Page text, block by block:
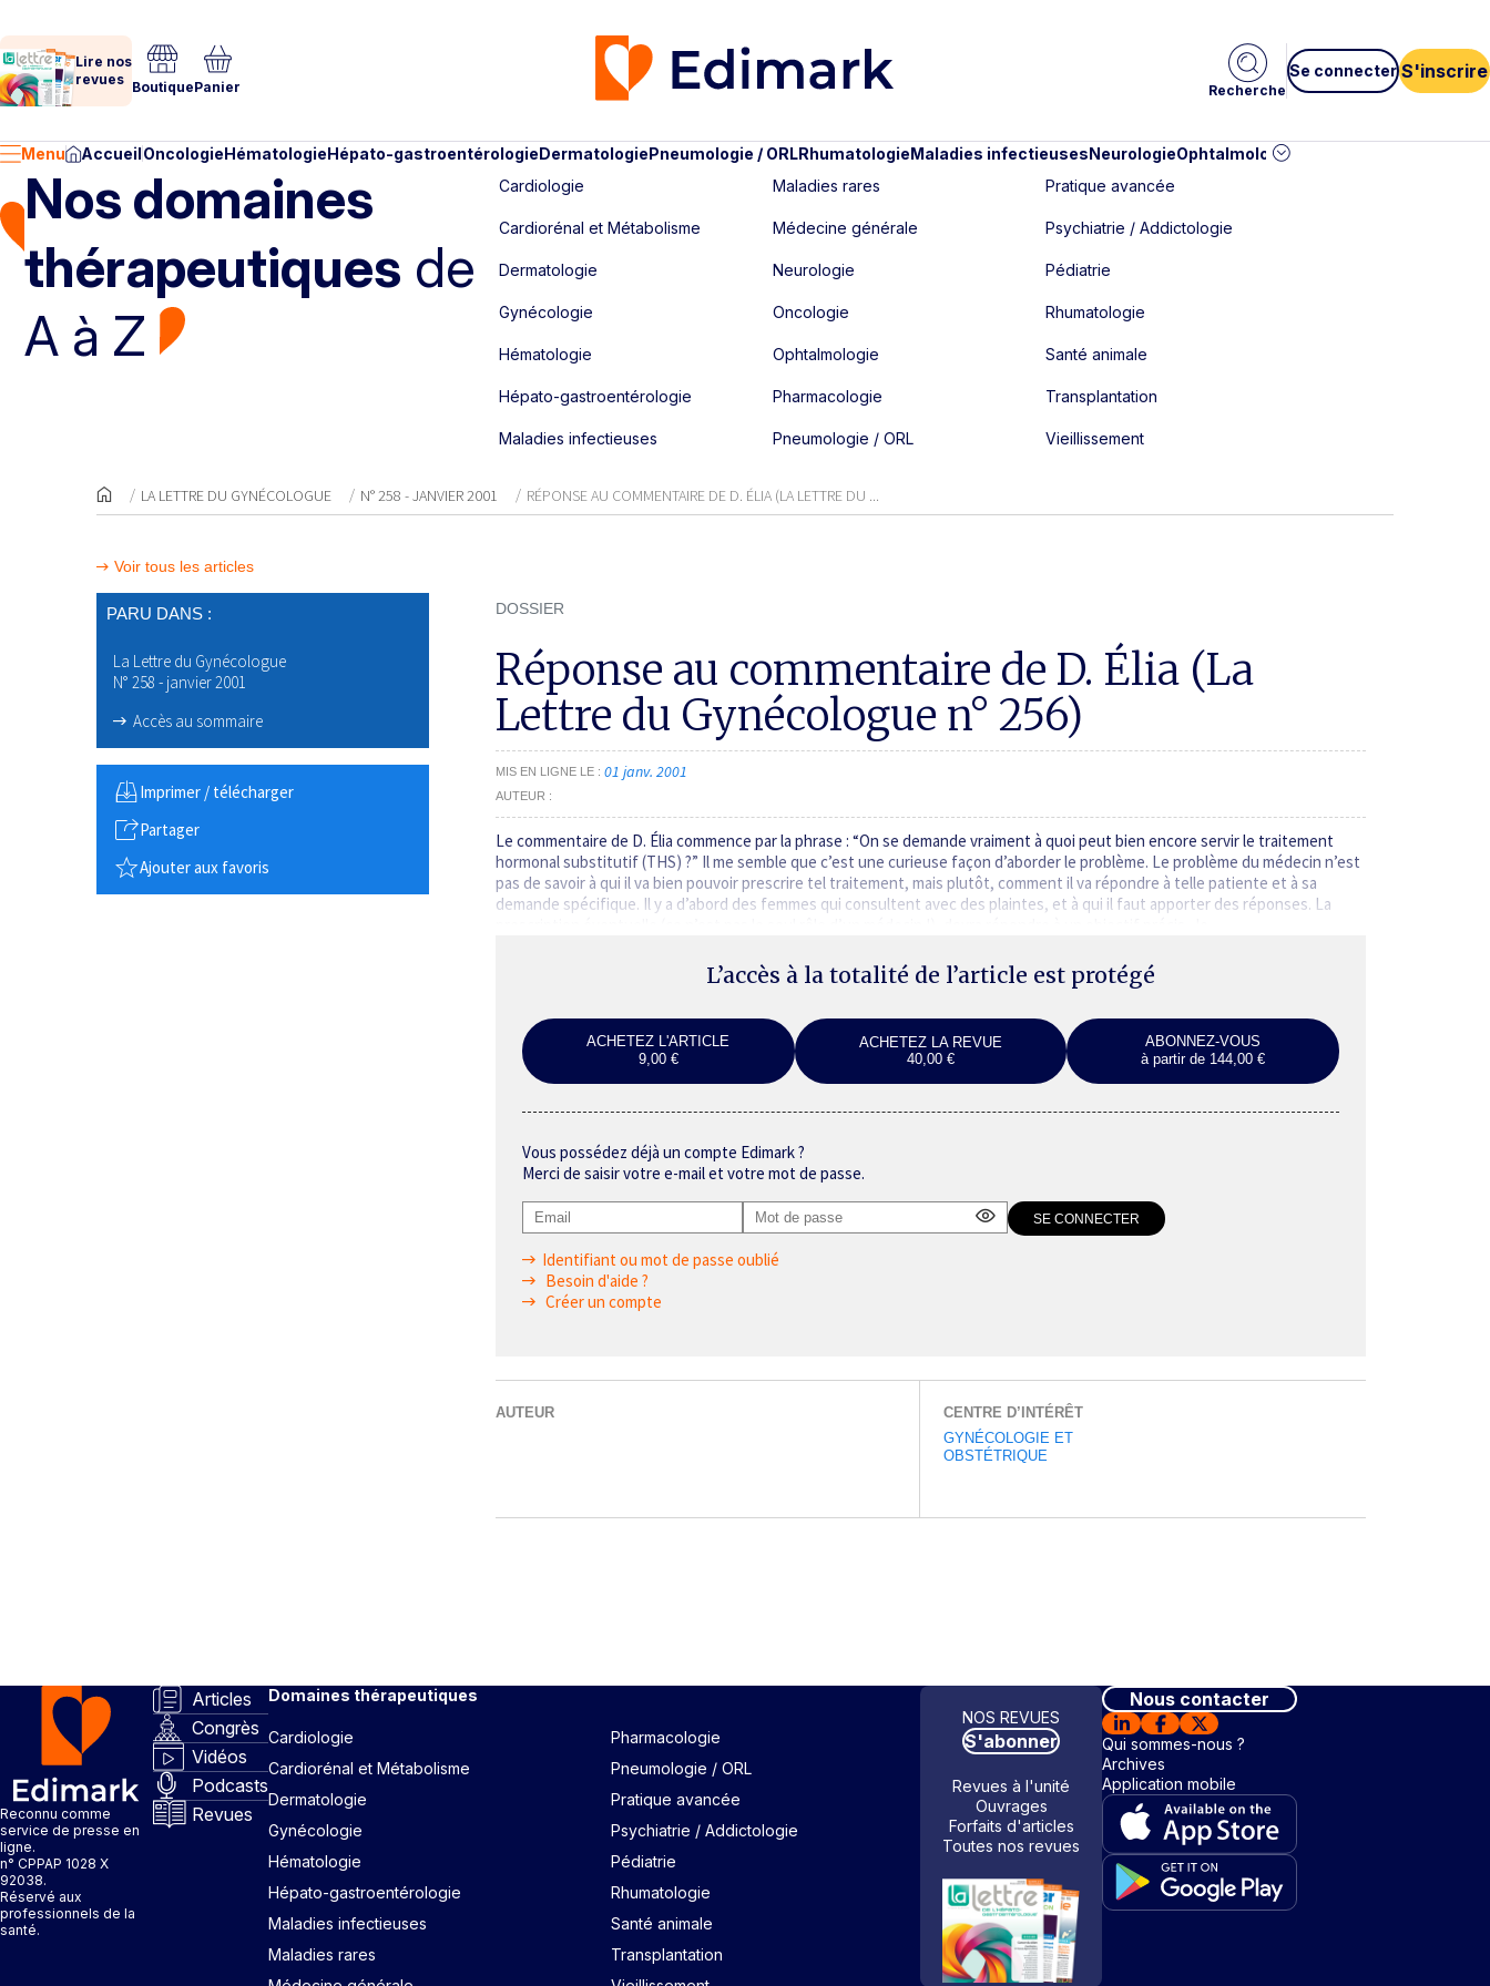
Lire nos
revues BoutiquePanier Recherche
Se connecter S'inscrire
Menu AccueilOncologieHématologieHépato-gastroentérologieDermatologiePneumologie / ORLRhumatologieMaladies infectieusesNeurologieOphtalmologie
Nos domaines
thérapeutiques de
A à Z
Cardiologie
Cardiorénal et Métabolisme
Dermatologie
Gynécologie
Hématologie
Hépato-gastroentérologie
Maladies infectieuses
Maladies rares
Médecine générale
Neurologie
Oncologie
Ophtalmologie
Pharmacologie
Pneumologie / ORL
Pratique avancée
Psychiatrie / Addictologie
Pédiatrie
Rhumatologie
Santé animale
Transplantation
Vieillissement
LA LETTRE DU GYNÉCOLOGUE N° 258 - JANVIER 2001 RÉPONSE AU COMMENTAIRE DE D. ÉLIA (LA LETTRE DU ...
Voir tous les articles
PARU DANS :
La Lettre du Gynécologue
N° 258 - janvier 2001
Accès au sommaire
Imprimer / télécharger
Partager
Ajouter aux favoris
DOSSIER
Réponse au commentaire de D. Élia (La
Lettre du Gynécologue n° 256)
MIS EN LIGNE LE 01 janv. 2001
AUTEUR
Le commentaire de D. Élia commence par la phrase : “On se demande vraiment à quoi peut bien encore servir le traitement
hormonal substitutif (THS) ?” Il me semble que c’est une curieuse façon d’aborder le problème. Le problème du médecin n’est
pas de savoir à qui il va bien pouvoir prescrire tel traitement, mais plutôt, comment il va répondre à telle patiente et à sa
demande spécifique. Il y a d’abord des femmes qui consultent avec des plaintes, et à qui il faut apporter des réponses. La
L’accès à la totalité de l’article est protégé
ACHETEZ L'ARTICLE
9,00 €
ACHETEZ LA REVUE
40,00 €
ABONNEZ-VOUS
à partir de 144,00 €
Vous possédez déjà un compte Edimark ?
Merci de saisir votre e-mail et votre mot de passe.
Identifiant ou mot de passe oublié
Besoin d'aide ?
Créer un compte
AUTEUR
CENTRE D’INTÉRÊT
GYNÉCOLOGIE ET
OBSTÉTRIQUE
Reconnu comme
service de presse en
ligne.
n° CPPAP 1028 X
92038.
Réservé aux
professionnels de la
santé.
Articles
Congrès
Vidéos
Podcasts
Revues
Domaines thérapeutiques
Cardiologie
Cardiorénal et Métabolisme
Dermatologie
Gynécologie
Hématologie
Hépato-gastroentérologie
Maladies infectieuses
Maladies rares
Pharmacologie
Pneumologie / ORL
Pratique avancée
Psychiatrie / Addictologie
Pédiatrie
Rhumatologie
Santé animale
Transplantation
NOS REVUES
S'abonner
Revues à l'unité
Ouvrages
Forfaits d'articles
Toutes nos revues
Nous contacter
Qui sommes-nous ?
Archives
Application mobile